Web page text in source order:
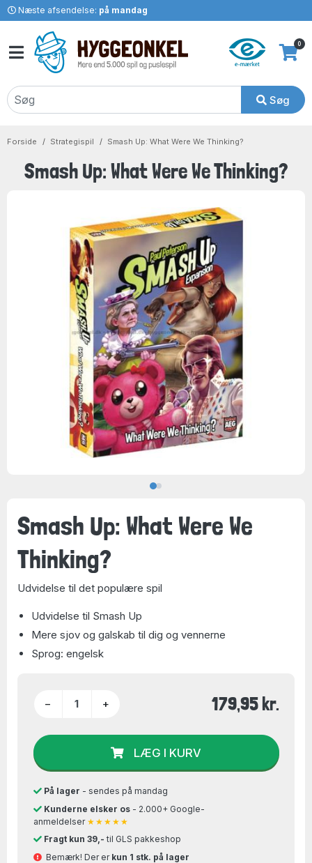
Næste afsendelse: på mandag
Søg
0
Forside Strategispil Smash Up: What Were We Thinking?
Smash Up: What Were We Thinking?
Smash Up: What Were We
Thinking?
Udvidelse til det populære spil
Udvidelse til Smash Up
Mere sjov og galskab til dig og vennerne
Sprog: engelsk
− + 179,95 kr.
LÆG I KURV
På lager - sendes på mandag
Kunderne elsker os- 2.000+ Google-
anmeldelser ★★★★★
Fragt kun 39,- til GLS pakkeshop
Bemærk! Der er kun 1 stk. på lager